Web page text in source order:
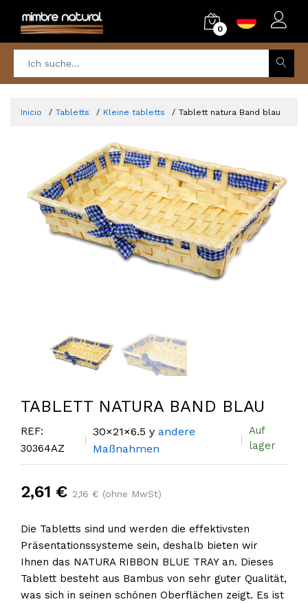
0
Inicio Tabletts Kleine tabletts Tablett natura Band blau
TABLETT NATURA BAND BLAU
REF:
30364AZ
30×21×6.5 y andere
Maßnahmen
Auf
lager
2,61 € 2,16 € (ohne MwSt)
Die Tabletts sind und werden die effektivsten
Präsentationssysteme sein, deshalb bieten wir
Ihnen das NATURA RIBBON BLUE TRAY an. Dieses
Tablett besteht aus Bambus von sehr guter Qualität,
was sich in seinen schönen Oberflächen zeigt. Es ist